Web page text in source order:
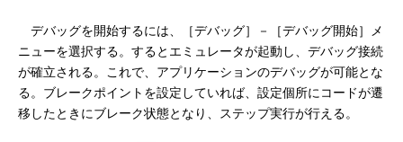
デバッグを開始するには、［デバッグ］－［デバッグ開始］メ
ニューを選択する。するとエミュレータが起動し、デバッグ接続
が確立される。これで、アプリケーションのデバッグが可能とな
る。ブレークポイントを設定していれば、設定個所にコードが遷
移したときにブレーク状態となり、ステップ実行が行える。